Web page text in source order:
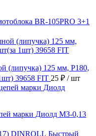
BR-105PRO 3+1
(липучка) 125 мм, Р180,
39658 FIT 25 ₽ / шт
марки Диолд МЗ-0,13
Быстрый